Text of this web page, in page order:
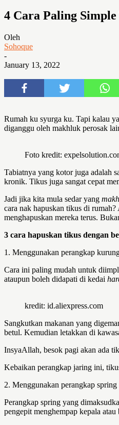
4 Cara Paling
Oleh
Sohoque
-
January 13, 2022
Rumah ku syurga ku. Tapi kalau
diganggu oleh makhluk perosak
Foto kredit:
Tabiatnya yang kotor juga adalah
kronik. Tikus juga sangat cepat
Jadi jika kita mula sedar yang
cara nak hapuskan tikus di
menghapuskan mereka terus.
3 cara hapuskan tikus dengan
1. Menggunakan perangkap
Cara ini paling mudah untuk
ataupun boleh didapati di kedai
kredit: id.aliexpress.com
Sangkutkan makanan yang
betul. Kemudian letakkan di
InsyaAllah, besok pagi akan ada
Kebaikan perangkap jaring ini,
2. Menggunakan perangkap spring
Perangkap spring yang
pengepit menghempap kepala